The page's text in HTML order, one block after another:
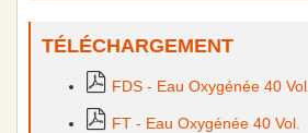
TÉLÉCHARGEMENT
FDS - Eau Oxygénée 40 Vol.
FT - Eau Oxygénée 40 Vol.